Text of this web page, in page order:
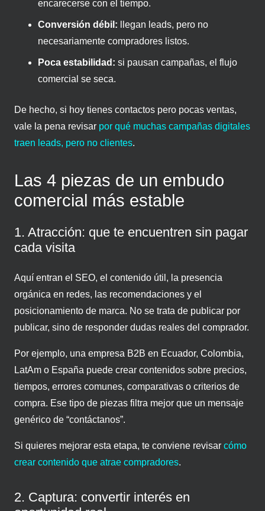
encarecerse con el tiempo.
Conversión débil: llegan leads, pero no
necesariamente compradores listos.
Poca estabilidad: si pausan campañas, el flujo
comercial se seca.
De hecho, si hoy tienes contactos pero pocas ventas,
vale la pena revisar por qué muchas campañas digitales
traen leads, pero no clientes.
Las 4 piezas de un embudo
comercial más estable
1. Atracción: que te encuentren sin pagar
cada visita
Aquí entran el SEO, el contenido útil, la presencia
orgánica en redes, las recomendaciones y el
posicionamiento de marca. No se trata de publicar por
publicar, sino de responder dudas reales del comprador.
Por ejemplo, una empresa B2B en Ecuador, Colombia,
LatAm o España puede crear contenidos sobre precios,
tiempos, errores comunes, comparativas o criterios de
compra. Ese tipo de piezas filtra mejor que un mensaje
genérico de “contáctanos”.
Si quieres mejorar esta etapa, te conviene revisar cómo
crear contenido que atrae compradores.
2. Captura: convertir interés en